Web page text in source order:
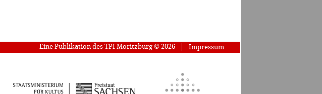
Impressum
Eine Publikation des TPI Moritzburg © 2026